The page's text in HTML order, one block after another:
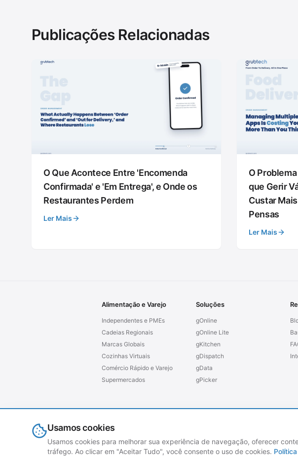
Publicações Relacionadas
O Que Acontece Entre 'Encomenda
Confirmada' e 'Em Entrega', e Onde os
Restaurantes Perdem
Ler Mais
O
que Gerir
Custar
Pensas
Ler Mais
Alimentação e Varejo
Independentes e PMEs
Cadeias Regionais
Marcas Globais
Cozinhas Virtuais
Comércio Rápido e Varejo
Supermercados
Soluções
gOnline
gOnline Lite
gKitchen
gDispatch
gData
gPicker
Usamos cookies
Usamos cookies para melhorar sua experiência de navegação, oferecer
tráfego. Ao clicar em "Aceitar Tudo", você consente o uso de cookies.